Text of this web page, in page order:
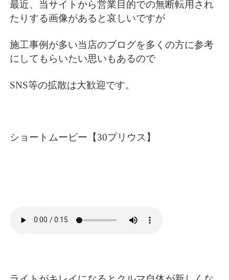
最近、当サイトから営業目的での無断転用され
たりする画像があると哀しいですが
施工事例が多い当店のブログを多くの方に参考
にしてもらいたい思いもあるので
SNS等の拡散は大歓迎です。
ショートムービー【30プリウス】